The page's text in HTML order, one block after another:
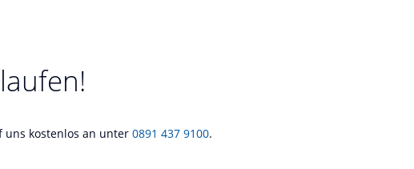
kostenlos an unter 0891 437 9100.